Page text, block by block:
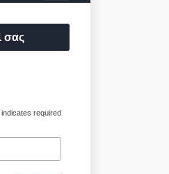
σας
indicates required